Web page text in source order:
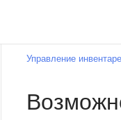
Управление